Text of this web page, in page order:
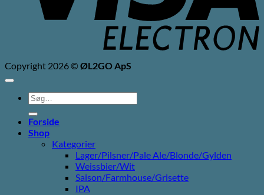
Copyright 2026 ©ØL2GO ApS
Søg
efter:
Forside
Shop
Kategorier
Lager/Pilsner/Pale Ale/Blonde/Gylden
Weissbier/Wit
Saison/Farmhouse/Grisette
IPA